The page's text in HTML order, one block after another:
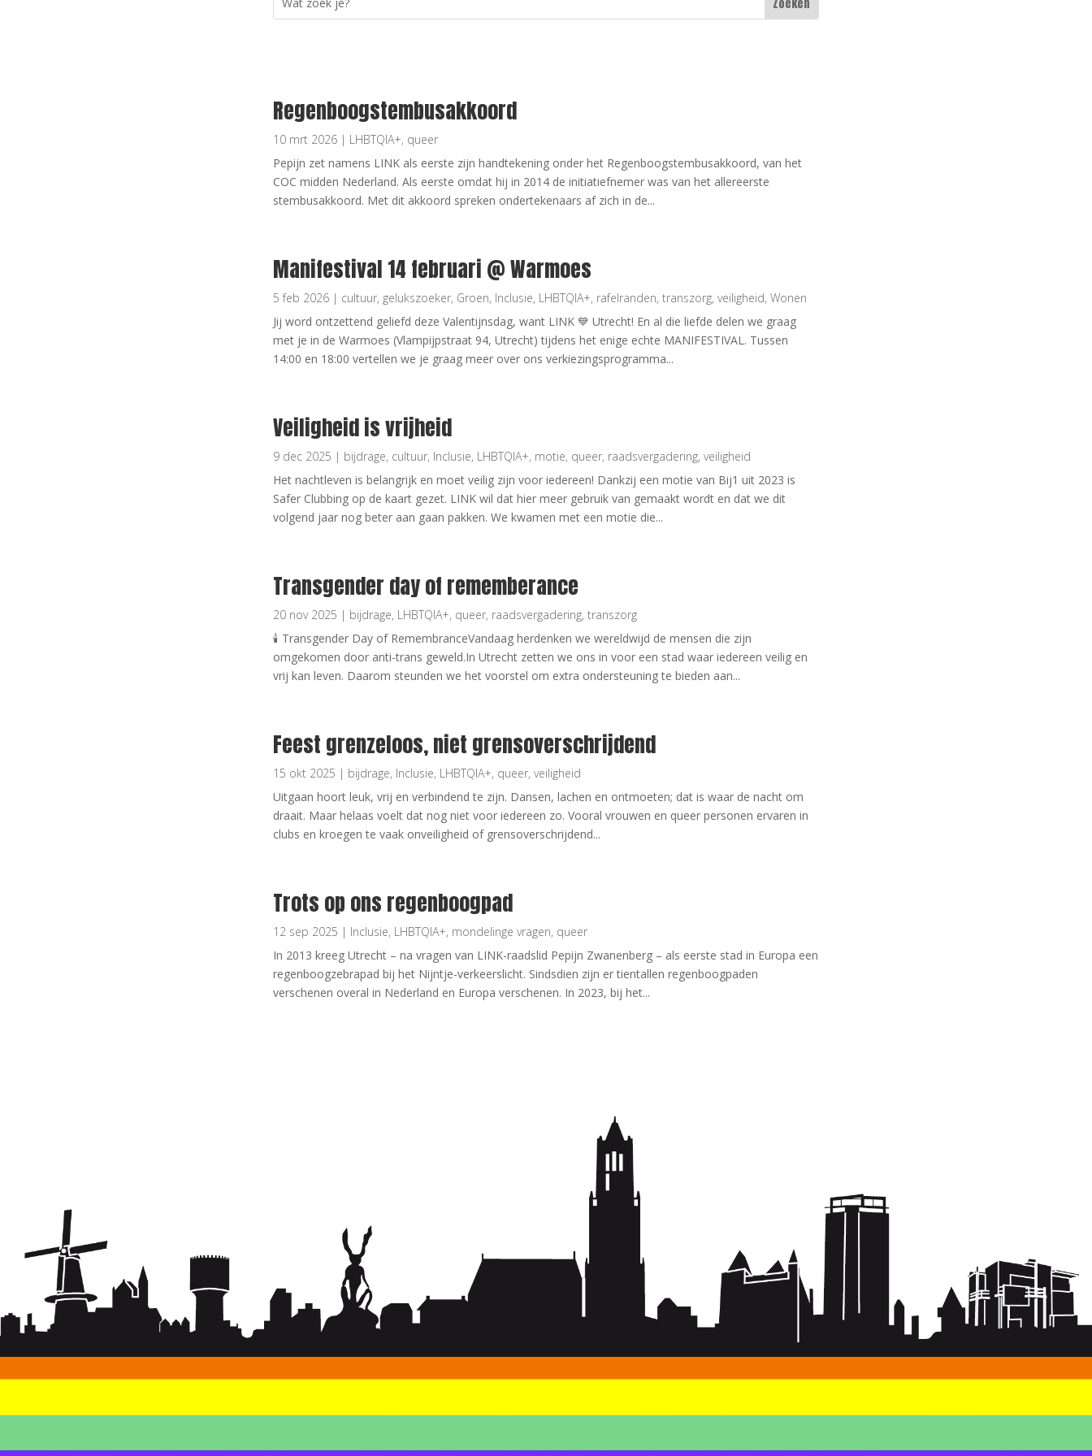
Regenboogstembusakkoord
10 mrt 2026 | LHBTQIA+, queer
Pepijn zet namens LINK als eerste zijn handtekening onder het Regenboogstembusakkoord, van het
COC midden Nederland. Als eerste omdat hij in 2014 de initiatiefnemer was van het allereerste
stembusakkoord. Met dit akkoord spreken ondertekenaars af zich in de...
Manifestival 14 februari @ Warmoes
5 feb 2026 | cultuur, gelukszoeker, Groen, Inclusie, LHBTQIA+, rafelranden, transzorg, veiligheid, Wonen
Jij word ontzettend geliefd deze Valentijnsdag, want LINK 💙 Utrecht! En al die liefde delen we graag
met je in de Warmoes (Vlampijpstraat 94, Utrecht) tijdens het enige echte MANIFESTIVAL. Tussen
14:00 en 18:00 vertellen we je graag meer over ons verkiezingsprogramma...
Veiligheid is vrijheid
9 dec 2025 | bijdrage, cultuur, Inclusie, LHBTQIA+, motie, queer, raadsvergadering, veiligheid
Het nachtleven is belangrijk en moet veilig zijn voor iedereen! Dankzij een motie van Bij1 uit 2023 is
Safer Clubbing op de kaart gezet. LINK wil dat hier meer gebruik van gemaakt wordt en dat we dit
volgend jaar nog beter aan gaan pakken. We kwamen met een motie die...
Transgender day of rememberance
20 nov 2025 | bijdrage, LHBTQIA+, queer, raadsvergadering, transzorg
🕯️ Transgender Day of RemembranceVandaag herdenken we wereldwijd de mensen die zijn
omgekomen door anti-trans geweld.In Utrecht zetten we ons in voor een stad waar iedereen veilig en
vrij kan leven. Daarom steunden we het voorstel om extra ondersteuning te bieden aan...
Feest grenzeloos, niet grensoverschrijdend
15 okt 2025 | bijdrage, Inclusie, LHBTQIA+, queer, veiligheid
Uitgaan hoort leuk, vrij en verbindend te zijn. Dansen, lachen en ontmoeten; dat is waar de nacht om
draait. Maar helaas voelt dat nog niet voor iedereen zo. Vooral vrouwen en queer personen ervaren in
clubs en kroegen te vaak onveiligheid of grensoverschrijdend...
Trots op ons regenboogpad
12 sep 2025 | Inclusie, LHBTQIA+, mondelinge vragen, queer
In 2013 kreeg Utrecht – na vragen van LINK-raadslid Pepijn Zwanenberg – als eerste stad in Europa een
regenboogzebrapad bij het Nijntje-verkeerslicht. Sindsdien zijn er tientallen regenboogpaden
verschenen overal in Nederland en Europa verschenen. In 2023, bij het...